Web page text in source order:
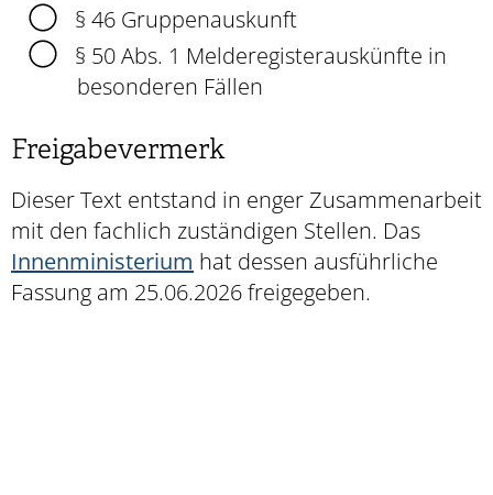
§ 46 Gruppenauskunft
§ 50 Abs. 1 Melderegisterauskünfte in
besonderen Fällen
Freigabevermerk
Dieser Text entstand in enger Zusammenarbeit
mit den fachlich zuständigen Stellen. Das
Innenministerium hat dessen ausführliche
Fassung am 25.06.2026 freigegeben.